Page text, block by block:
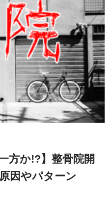
方か!?】整骨院開
因やパターン